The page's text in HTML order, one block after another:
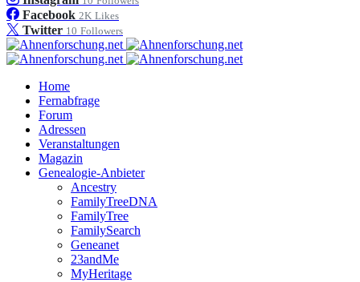
Facebook 2K Likes
Twitter 10 Followers
Home
Fernabfrage
Forum
Adressen
Veranstaltungen
Magazin
Genealogie-Anbieter
Ancestry
FamilyTreeDNA
FamilyTree
FamilySearch
Geneanet
23andMe
MyHeritage